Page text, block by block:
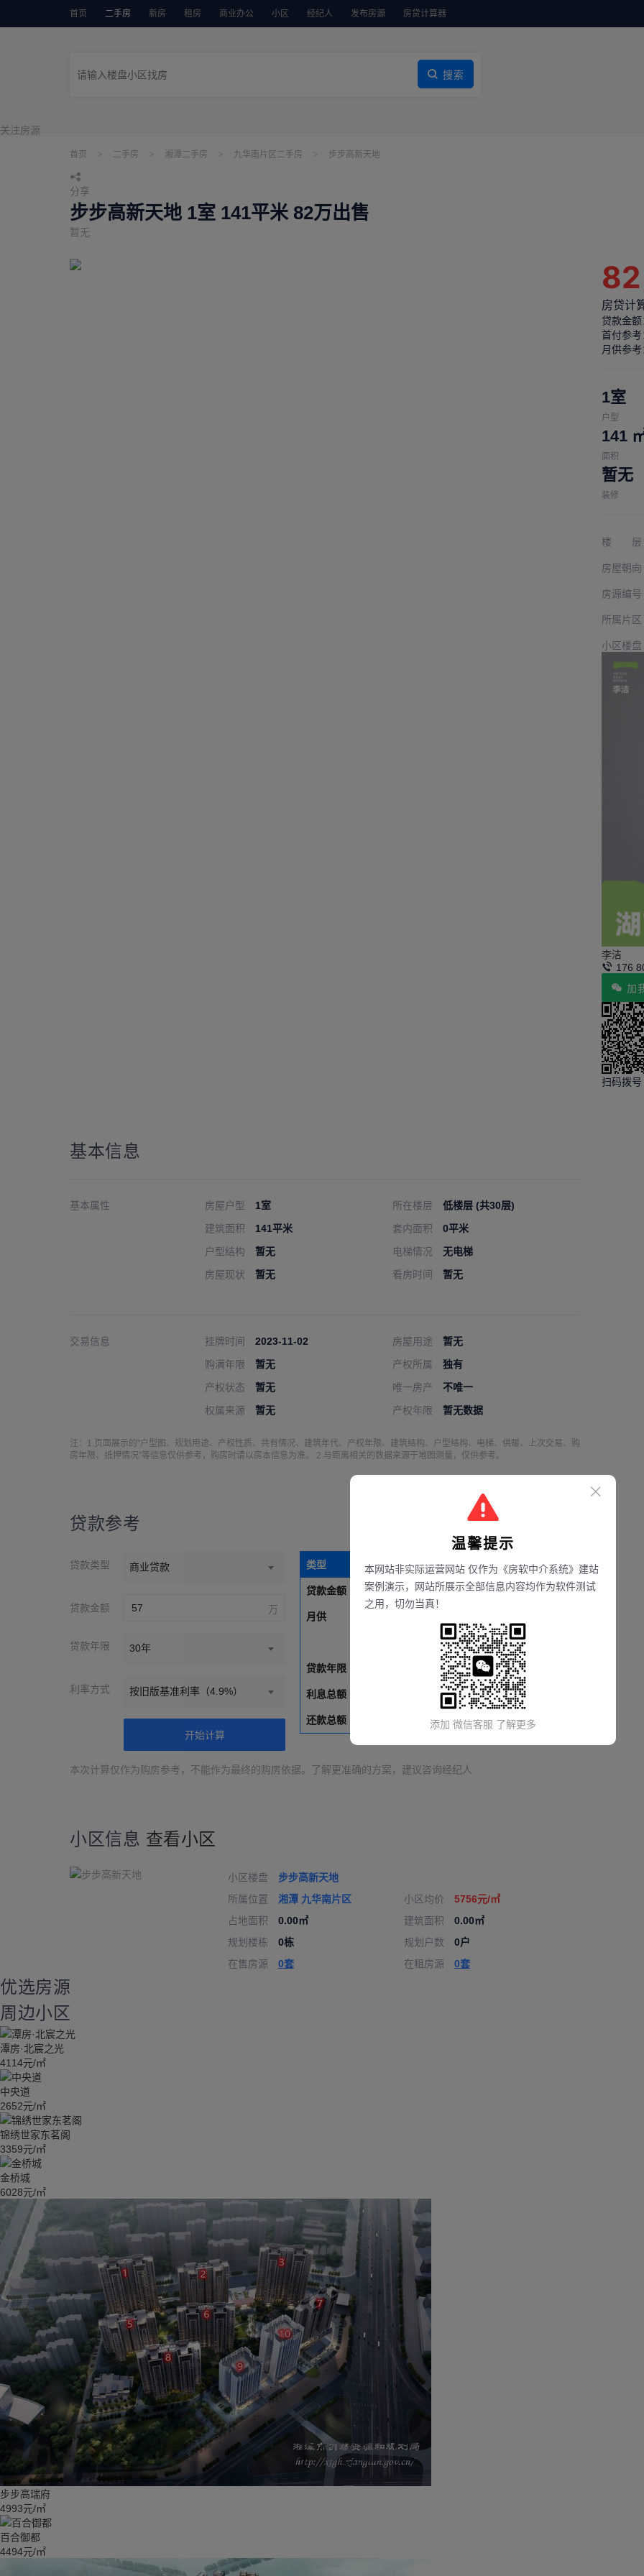
无效房源
抱歉！您访问的房源已失效。
首页 二手房 新房 租房 商业办公 小区 经纪人 发布房源 房贷计算器
搜索
关注房源
首页 > 二手房 > 湘潭二手房 > 九华南片区二手房 > 步步高新天地
分享
步步高新天地 1室 141平米 82万出售
暂无
82
房贷计
贷款金额
首付参考
月供参考
1室
户型
141
面积
暂无
装修
楼 层
房屋朝向
房源编号
所属片区
小区楼盘
李洁
176
加
扫码拨号
基本信息
基本属性 房屋户型 1室 所在楼层
低楼层 (共30层)
建筑面积
141平米 套内面积
0平米
户型结构
暂无 电梯情况
无电梯
房屋现状
暂无 看房时间 暂无
交易信息 挂牌时间 2023-11-02 房屋用途
暂无
购满年限
暂无 产权所属
独有
产权状态
暂无 唯一房产
不唯一
权属来源
暂无 产权年限 暂无数据
注：1.页面展示的"户型图、规划用途、产权性质、共有情况、建筑年代、产权年限、建筑结构、户型结构、电梯、供暖、上次交易、购
房年限、抵押情况”等信息仅供参考，购房时请以房本信息为准。 2.与距离相关的数据来源于地图测量，仅供参考。
贷款参考
贷款类型 商业贷款
贷款金额 万
贷款年限 30年
利率方式 按旧版基准利率（4.9%）
开始计算
类型 等额本息还款 等额本金还款
贷款金额 0万 0万
月供
每月递减
贷款年限 0年
利息总额 0元
还款总额 0万
本次计算仅作为购房参考，不能作为最终的购房依据。了解更准确的方案，建议咨询经纪人
小区信息 查看小区
小区楼盘
步步高新天地
所属位置
湘潭 九华南片区 小区均价
5756元/㎡
占地面积
0.00㎡ 建筑面积
0.00㎡
规划楼栋
0栋 规划户数
0户
在售房源
0套 在租房源 0套
优选房源
周边小区
潭房·北宸之光
4114元/㎡
中央道
2652元/㎡
锦绣世家东茗阁
3359元/㎡
金桥城
6028元/㎡
步步高瑞府
4993元/㎡
百合御都
4494元/㎡
温馨提示
本网站非实际运营网站 仅作为《房软中介系统》建站
案例演示，网站所展示全部信息内容均作为软件测试
之用，切勿当真！
添加 微信客服 了解更多